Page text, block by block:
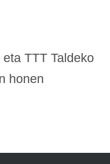
TTT Taldeko
honen